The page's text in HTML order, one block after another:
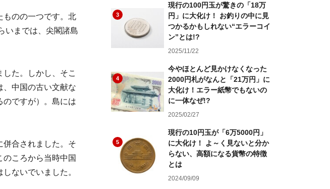
ものの一つです。北
いまでは、尖閣諸島
た。しかし、そこ
、中国の古い文献な
のですが）。島には
併合されました。そ
ころから当時中国
ないでいました。
3
現行の100円玉が驚きの「18万
円」に大化け！ お釣りの中に見
つかるかもしれない“エラーコイ
ン”とは!?
2025/11/22
4
今やほとんど見かけなくなった
2000円札がなんと「21万円」に
大化け！エラー紙幣でもないの
に一体なぜ!?
2025/02/27
5
現行の10円玉が「6万5000円」
に大化け！ よ～く見ないと分か
らない、高額になる貨幣の特徴
とは
2024/09/09